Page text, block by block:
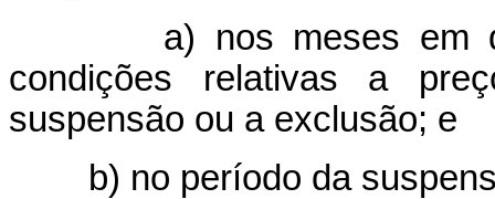
a) nos meses em que
condições relativas a
suspensão ou a exclusão; e
b) no período da